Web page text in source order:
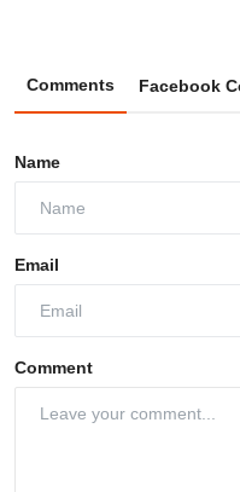
Comments Facebook
Name
Email
Comment